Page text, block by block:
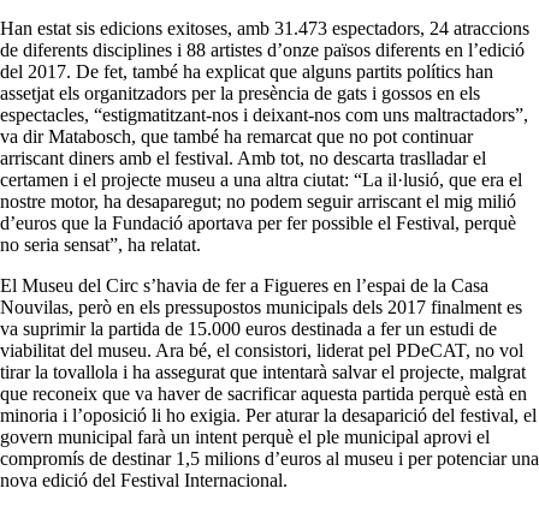
Han estat sis edicions exitoses, amb 31.473 espectadors, 24 atraccions
de diferents disciplines i 88 artistes d’onze països diferents en l’edició
del 2017. De fet, també ha explicat que alguns partits polítics han
assetjat els organitzadors per la presència de gats i gossos en els
espectacles, “estigmatitzant-nos i deixant-nos com uns maltractadors”,
va dir Matabosch, que també ha remarcat que no pot continuar
arriscant diners amb el festival. Amb tot, no descarta traslladar el
certamen i el projecte museu a una altra ciutat: “La il·lusió, que era el
nostre motor, ha desaparegut; no podem seguir arriscant el mig milió
d’euros que la Fundació aportava per fer possible el Festival, perquè
no seria sensat”, ha relatat.
El Museu del Circ s’havia de fer a Figueres en l’espai de la Casa
Nouvilas, però en els pressupostos municipals dels 2017 finalment es
va suprimir la partida de 15.000 euros destinada a fer un estudi de
viabilitat del museu. Ara bé, el consistori, liderat pel PDeCAT, no vol
tirar la tovallola i ha assegurat que intentarà salvar el projecte, malgrat
que reconeix que va haver de sacrificar aquesta partida perquè està en
minoria i l’oposició li ho exigia. Per aturar la desaparició del festival, el
govern municipal farà un intent perquè el ple municipal aprovi el
compromís de destinar 1,5 milions d’euros al museu i per potenciar una
nova edició del Festival Internacional.